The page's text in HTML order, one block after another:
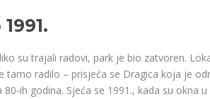
su trajali radovi, park je bio zatvoren.
tamo radilo – prisjeća se Dragica koja je
ih godina. Sjeća se 1991., kada su okna